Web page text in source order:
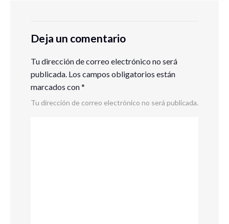
Deja un comentario
Tu dirección de correo electrónico no será
publicada. Los campos obligatorios están
marcados con*
Tu dirección de correo electrónico no será publicada.